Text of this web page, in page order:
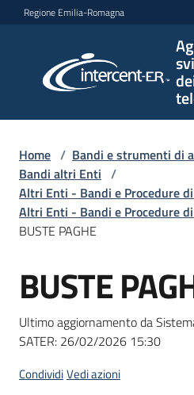
Vai al contenuto
Vai alla navigazione
Vai al footer
Regione Emilia-Romagna
per lo
sviluppo
telematici
L'Agenzia
Bandi
strumenti
di
acquisto
Home / Bandi e strumenti di
Bandi altri Enti /
Altri Enti - Bandi e Procedure
Altri Enti - Bandi e Procedure di
BUSTE PAGHE
Salta al contenuto
BUSTE
Ultimo aggiornamento da
SATER: 26/02/2026 15:30
CondividiVedi azioni